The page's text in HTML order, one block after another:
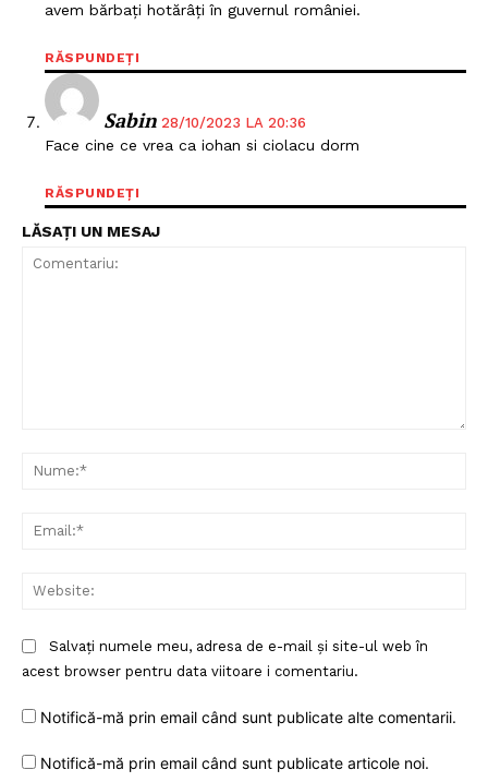
avem bărbați hotărâți în guvernul româniei.
RĂSPUNDEȚI
Sabin 28/10/2023 LA 20:36
Face cine ce vrea ca iohan si ciolacu dorm
RĂSPUNDEȚI
LĂSAȚI UN MESAJ
Salvați numele meu, adresa de e-mail și site-ul web în
acest browser pentru data viitoare i comentariu.
Notifică-mă prin email când sunt publicate alte comentarii.
Notifică-mă prin email când sunt publicate articole noi.